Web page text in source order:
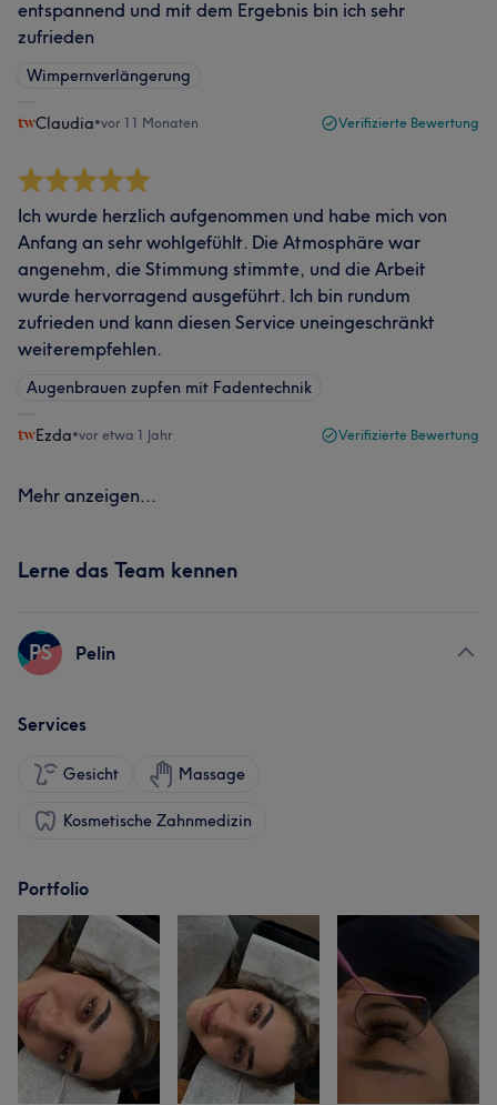
entspannend und mit dem Ergebnis bin ich sehr
zufrieden
Wimpernverlängerung
Claudia•vor 11 Monaten Verifizierte Bewertung
Ich wurde herzlich aufgenommen und habe mich von
Anfang an sehr wohlgefühlt. Die Atmosphäre war
angenehm, die Stimmung stimmte, und die Arbeit
wurde hervorragend ausgeführt. Ich bin rundum
zufrieden und kann diesen Service uneingeschränkt
weiterempfehlen.
Augenbrauen zupfen mit Fadentechnik
Ezda•vor etwa 1 Jahr Verifizierte Bewertung
Mehr anzeigen...
Lerne das Team kennen
PS Pelin
Services
Gesicht Massage
Kosmetische Zahnmedizin
Portfolio